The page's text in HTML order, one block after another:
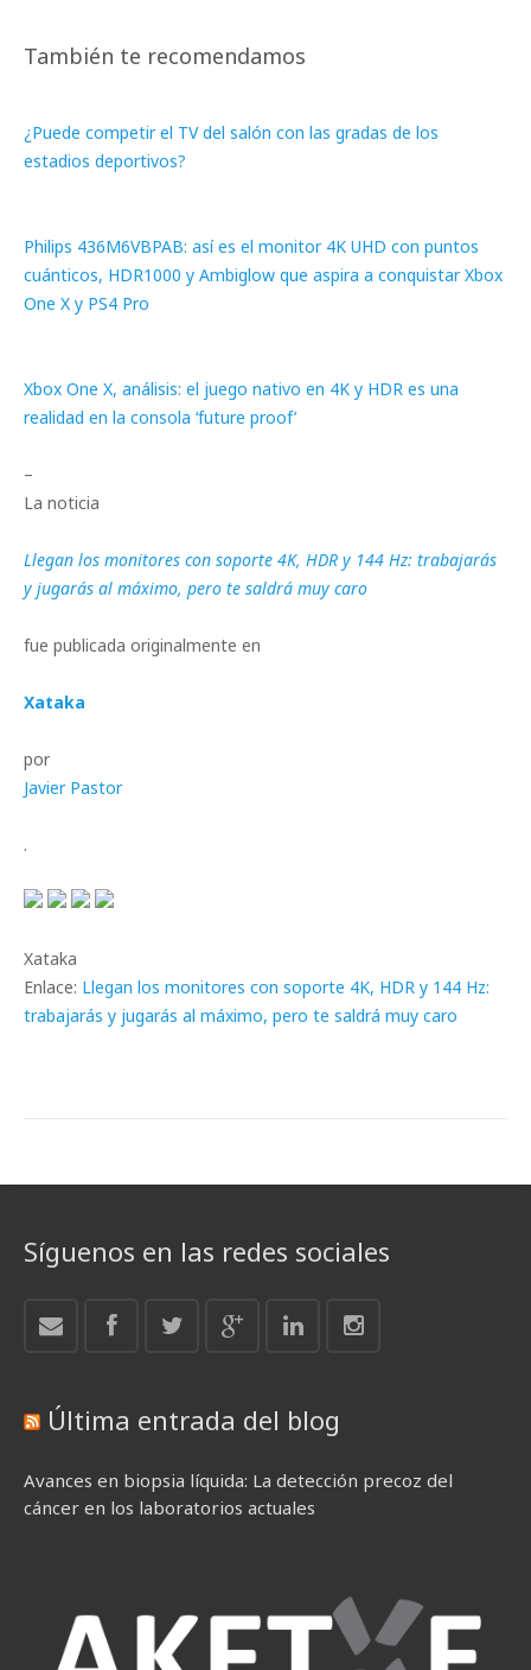
También te recomendamos
¿Puede competir el TV del salón con las gradas de los
estadios deportivos?
Philips 436M6VBPAB: así es el monitor 4K UHD con puntos
cuánticos, HDR1000 y Ambiglow que aspira a conquistar Xbox
One X y PS4 Pro
Xbox One X, análisis: el juego nativo en 4K y HDR es una
realidad en la consola ‘future proof’
–
La noticia
Llegan los monitores con soporte 4K, HDR y 144 Hz: trabajarás
y jugarás al máximo, pero te saldrá muy caro
fue publicada originalmente en
Xataka
por
Javier Pastor
.
Xataka
Enlace: Llegan los monitores con soporte 4K, HDR y 144 Hz:
trabajarás y jugarás al máximo, pero te saldrá muy caro
Síguenos en las redes sociales
Última entrada del blog
Avances en biopsia líquida: La detección precoz del
cáncer en los laboratorios actuales